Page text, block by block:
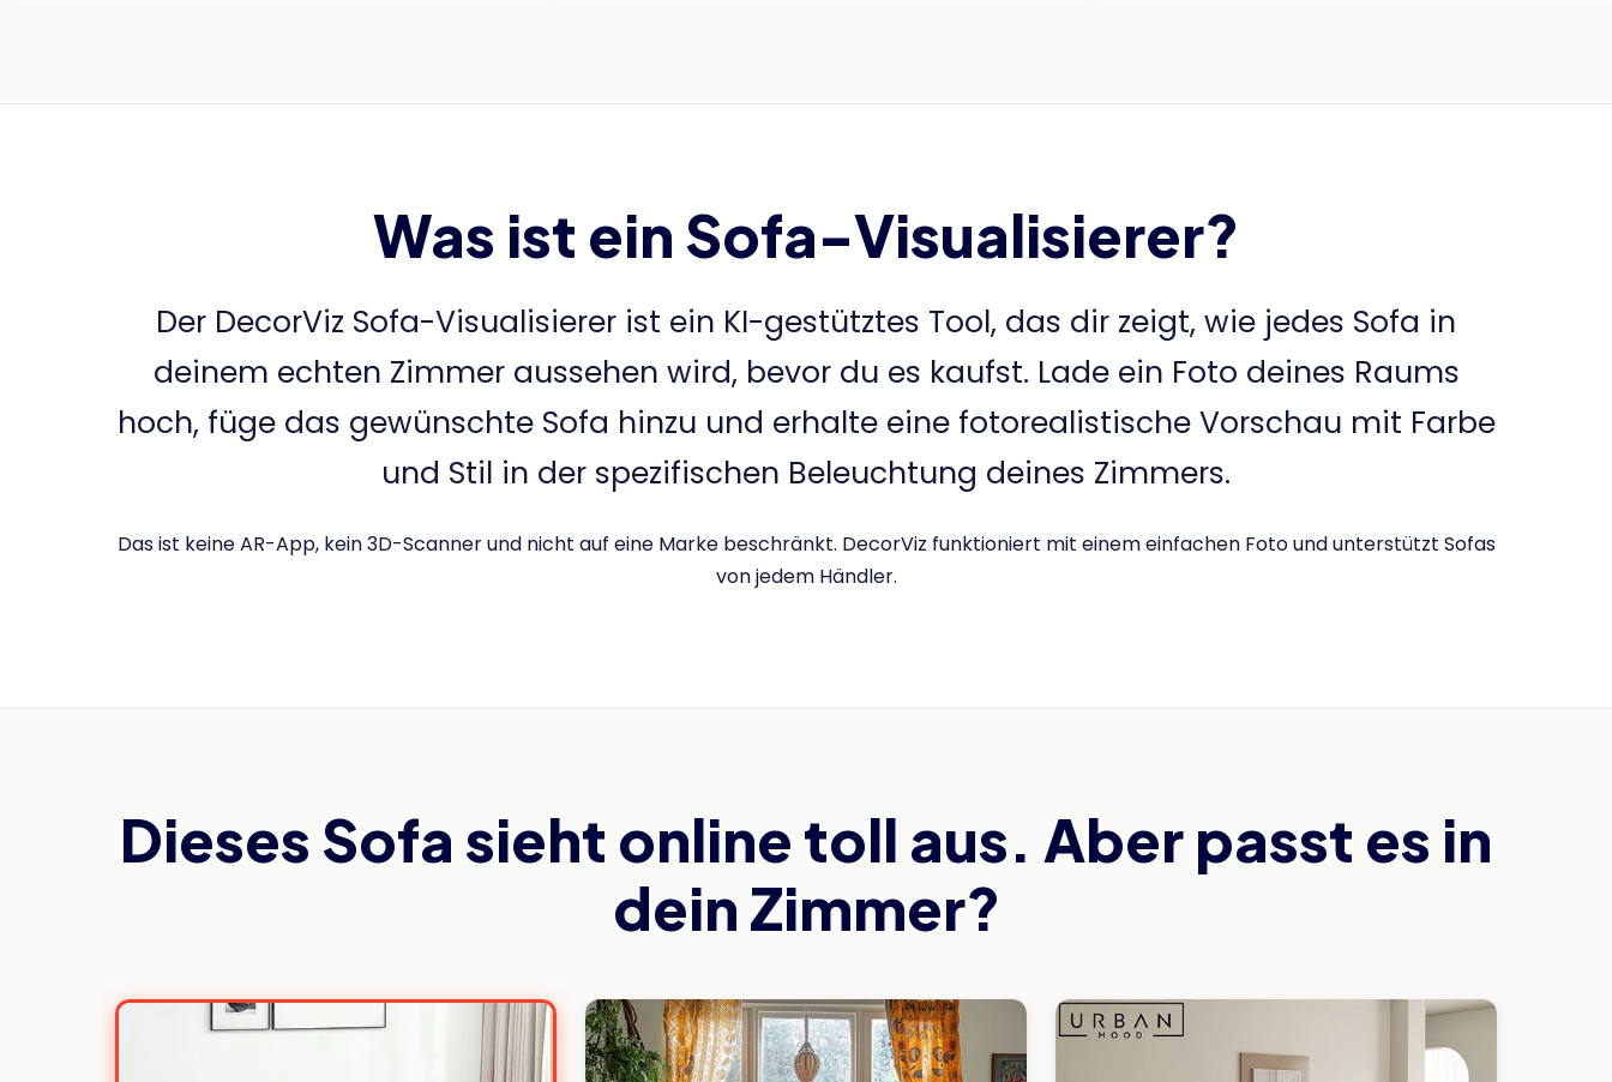
Was ist ein Sofa-Visualisierer?
Der DecorViz Sofa-Visualisierer ist ein KI-gestütztes Tool, das dir zeigt, wie jedes Sofa in
deinem echten Zimmer aussehen wird, bevor du es kaufst. Lade ein Foto deines Raums
hoch, füge das gewünschte Sofa hinzu und erhalte eine fotorealistische Vorschau mit Farbe
und Stil in der spezifischen Beleuchtung deines Zimmers.
Das ist keine AR-App, kein 3D-Scanner und nicht auf eine Marke beschränkt. DecorViz funktioniert mit einem einfachen Foto und unterstützt Sofas
von jedem Händler.
Dieses Sofa sieht online toll aus. Aber passt es in
dein Zimmer?